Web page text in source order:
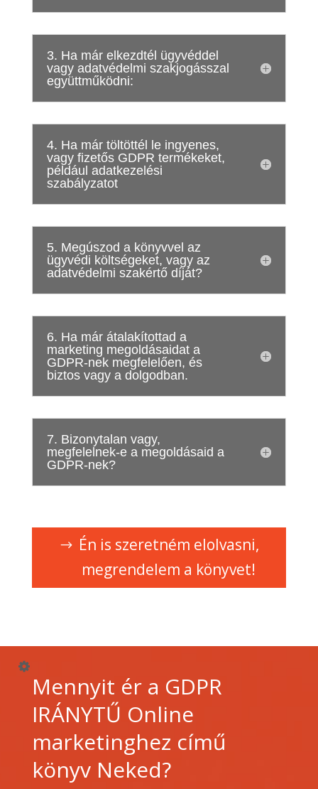
3. Ha már elkezdtél ügyvéddel
vagy adatvédelmi szakjogásszal
együttműködni:
4. Ha már töltöttél le ingyenes,
vagy fizetős GDPR termékeket,
például adatkezelési
szabályzatot
5. Megúszod a könyvvel az
ügyvédi költségeket, vagy az
adatvédelmi szakértő díját?
6. Ha már átalakítottad a
marketing megoldásaidat a
GDPR-nek megfelelően, és
biztos vagy a dolgodban.
7. Bizonytalan vagy,
megfelelnek-e a megoldásaid a
GDPR-nek?
Én is szeretném elolvasni,
megrendelem a könyvet!
Mennyit ér a GDPR
IRÁNYTŰ Online
marketinghez című
könyv Neked?